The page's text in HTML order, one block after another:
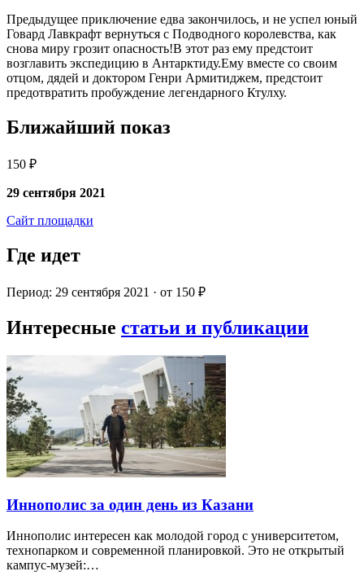
Предыдущее приключение едва закончилось, и не успел юный
Говард Лавкрафт вернуться с Подводного королевства, как
снова миру грозит опасность!В этот раз ему предстоит
возглавить экспедицию в Антарктиду.Ему вместе со своим
отцом, дядей и доктором Генри Армитиджем, предстоит
предотвратить пробуждение легендарного Ктулху.
Ближайший показ
150 ₽
29 сентября 2021
Сайт площадки
Где идет
Период: 29 сентября 2021 · от 150 ₽
Интересные статьи и публикации
Иннополис за один день из Казани
Иннополис интересен как молодой город с университетом,
технопарком и современной планировкой. Это не открытый
кампус-музей:…